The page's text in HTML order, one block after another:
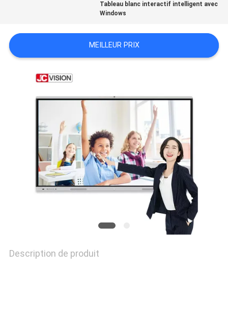
LES
AFFAIRES
DEMANDEZ
DE
Tableau blanc interactif intelligent avec
Windows
MEILLEUR PRIX
Description de produit